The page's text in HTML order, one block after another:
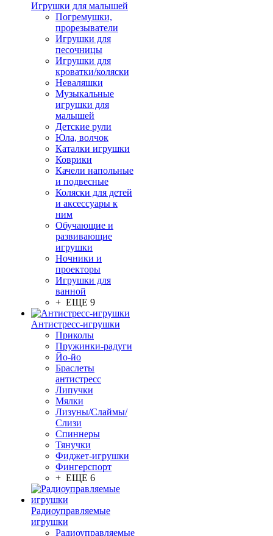
Игрушки для малышей
Погремушки,
прорезыватели
Игрушки для
песочницы
Игрушки для
кроватки/коляски
Неваляшки
Музыкальные
игрушки для
малышей
Детские рули
Юла, волчок
Каталки игрушки
Коврики
Качели напольные
и подвесные
Коляски для детей
и аксессуары к
ним
Обучающие и
развивающие
игрушки
Ночники и
проекторы
Игрушки для
ванной
+ ЕЩЕ 9
Антистресс-игрушки
Приколы
Пружинки-радуги
Йо-йо
Браслеты
антистресс
Липучки
Мялки
Лизуны/Слаймы/
Слизи
Спиннеры
Тянучки
Фиджет-игрушки
Фингерспорт
+ ЕЩЕ 6
Радиоуправляемые
игрушки
Радиоуправляемые